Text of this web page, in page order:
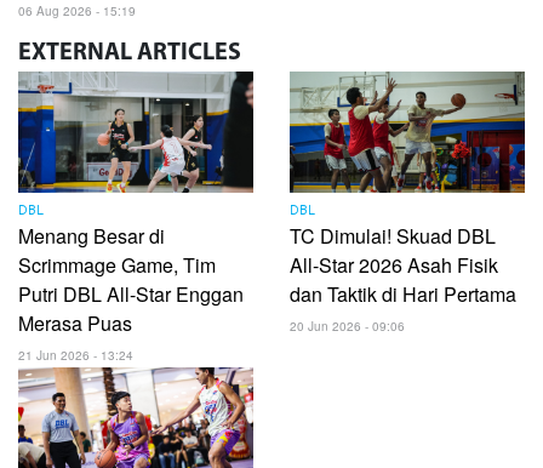
06 Aug 2026 - 15:19
EXTERNAL ARTICLES
DBL
Menang Besar di
Scrimmage Game, Tim
Putri DBL All-Star Enggan
Merasa Puas
21 Jun 2026 - 13:24
DBL
TC Dimulai! Skuad DBL
All-Star 2026 Asah Fisik
dan Taktik di Hari Pertama
20 Jun 2026 - 09:06